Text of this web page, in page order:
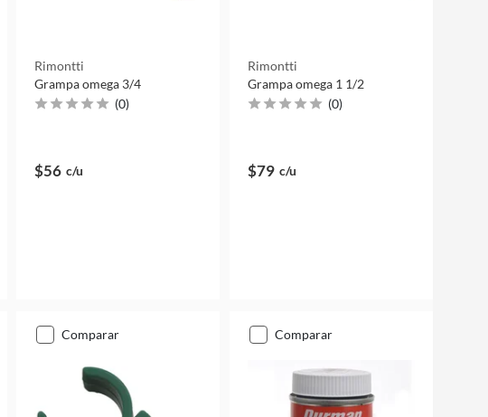
Rimontti
Grampa omega 3/4
(0)
$56 c/u
Rimontti
Grampa omega 1 1/2
(0)
$79 c/u
comparar comparar